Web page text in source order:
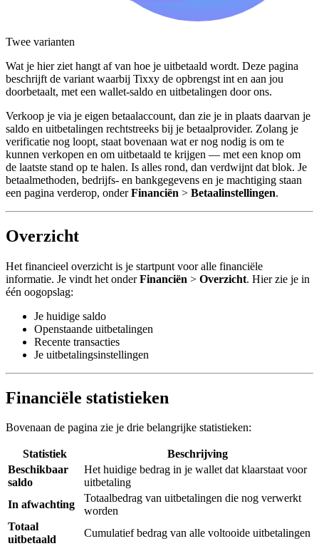
Twee varianten
Wat je hier ziet hangt af van hoe je uitbetaald wordt. Deze pagina
beschrijft de variant waarbij Tixxy de opbrengst int en aan jou
doorbetaalt, met een wallet-saldo en uitbetalingen door ons.
Verkoop je via je eigen betaalaccount, dan zie je in plaats daarvan je
saldo en uitbetalingen rechtstreeks bij je betaalprovider. Zolang je
verificatie nog loopt, staat bovenaan wat er nog nodig is om te
kunnen verkopen en om uitbetaald te krijgen — met een knop om
de laatste stand op te halen. Is alles rond, dan verdwijnt dat blok. Je
betaalmethoden, bedrijfs- en bankgegevens en je machtiging staan
een pagina verderop, onderFinanciën > Betaalinstellingen.
Overzicht
Het financieel overzicht is je startpunt voor alle financiële
informatie. Je vindt het onderFinanciën > Overzicht. Hier zie je in
één oogopslag:
Je huidige saldo
Openstaande uitbetalingen
Recente transacties
Je uitbetalingsinstellingen
Financiële statistieken
Bovenaan de pagina zie je drie belangrijke statistieken:
Statistiek
Beschrijving
Beschikbaar
saldo
Het huidige bedrag in je wallet dat klaarstaat voor
uitbetaling
In afwachting
Totaalbedrag van uitbetalingen die nog verwerkt
worden
Totaal
uitbetaald
Cumulatief bedrag van alle voltooide uitbetalingen